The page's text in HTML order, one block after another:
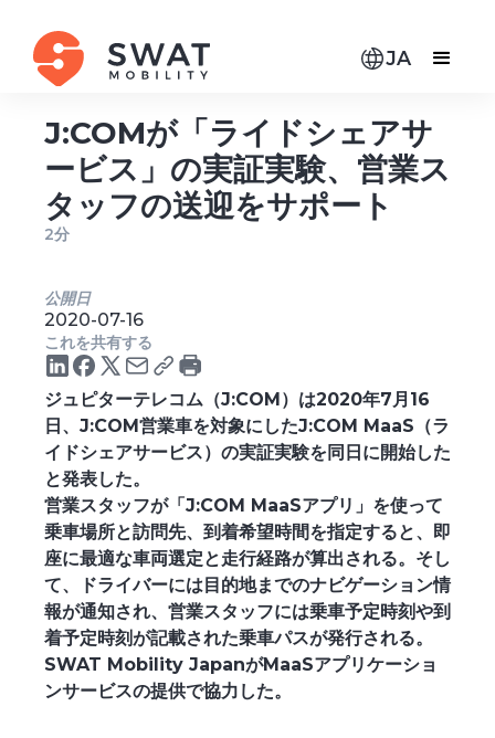
JA
J:COMが「ライドシェアサ
ービス」の実証実験、営業ス
タッフの送迎をサポート
2分
ジュピターテレコム（J:COM）は2020年7月16
日、J:COM営業車を対象にしたJ:COM MaaS（ラ
イドシェアサービス）の実証実験を同日に開始した
と発表した。
営業スタッフが「J:COM MaaSアプリ」を使って
乗車場所と訪問先、到着希望時間を指定すると、即
座に最適な車両選定と走行経路が算出される。そし
て、ドライバーには目的地までのナビゲーション情
報が通知され、営業スタッフには乗車予定時刻や到
着予定時刻が記載された乗車パスが発行される。
SWAT Mobility JapanがMaaSアプリケーショ
ンサービスの提供で協力した。
公開日
2020-07-16
これを共有する